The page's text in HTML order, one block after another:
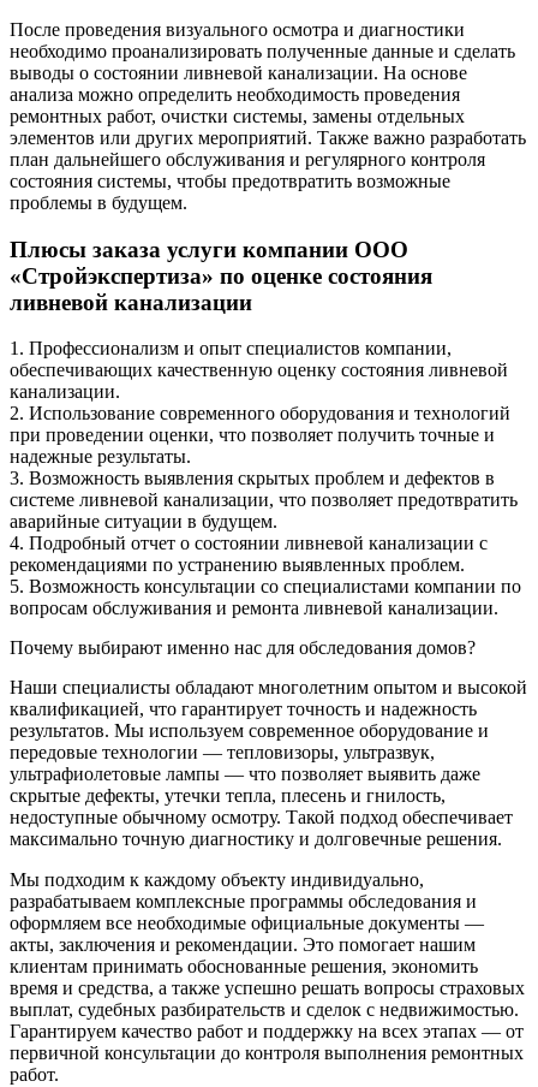
После проведения визуального осмотра и диагностики
необходимо проанализировать полученные данные и сделать
выводы о состоянии ливневой канализации. На основе
анализа можно определить необходимость проведения
ремонтных работ, очистки системы, замены отдельных
элементов или других мероприятий. Также важно разработать
план дальнейшего обслуживания и регулярного контроля
состояния системы, чтобы предотвратить возможные
проблемы в будущем.
Плюсы заказа услуги компании ООО
«Стройэкспертиза» по оценке состояния
ливневой канализации
1. Профессионализм и опыт специалистов компании,
обеспечивающих качественную оценку состояния ливневой
канализации.
2. Использование современного оборудования и технологий
при проведении оценки, что позволяет получить точные и
надежные результаты.
3. Возможность выявления скрытых проблем и дефектов в
системе ливневой канализации, что позволяет предотвратить
аварийные ситуации в будущем.
4. Подробный отчет о состоянии ливневой канализации с
рекомендациями по устранению выявленных проблем.
5. Возможность консультации со специалистами компании по
вопросам обслуживания и ремонта ливневой канализации.
Почему выбирают именно нас для обследования домов?
Наши специалисты обладают многолетним опытом и высокой
квалификацией, что гарантирует точность и надежность
результатов. Мы используем современное оборудование и
передовые технологии — тепловизоры, ультразвук,
ультрафиолетовые лампы — что позволяет выявить даже
скрытые дефекты, утечки тепла, плесень и гнилость,
недоступные обычному осмотру. Такой подход обеспечивает
максимально точную диагностику и долговечные решения.
Мы подходим к каждому объекту индивидуально,
разрабатываем комплексные программы обследования и
оформляем все необходимые официальные документы —
акты, заключения и рекомендации. Это помогает нашим
клиентам принимать обоснованные решения, экономить
время и средства, а также успешно решать вопросы страховых
выплат, судебных разбирательств и сделок с недвижимостью.
Гарантируем качество работ и поддержку на всех этапах — от
первичной консультации до контроля выполнения ремонтных
работ.